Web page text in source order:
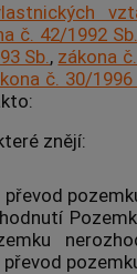
č. 42/1992 Sb.
Sb., zákona
č. 30/1996
znějí:
převod
převod